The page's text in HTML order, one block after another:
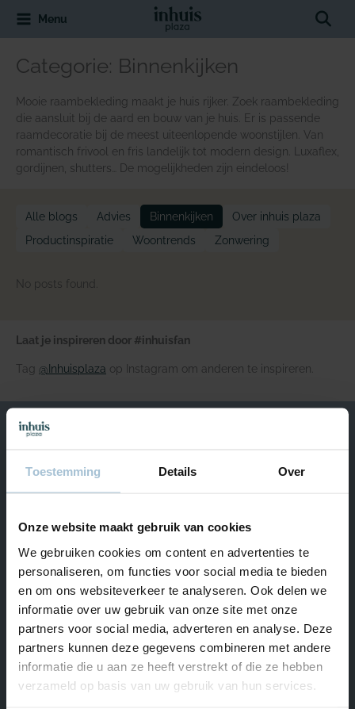
Toestemming Details Over
Onze website maakt gebruik van cookies
We gebruiken cookies om content en advertenties te
personaliseren, om functies voor social media te bieden
en om ons websiteverkeer te analyseren. Ook delen we
informatie over uw gebruik van onze site met onze
partners voor social media, adverteren en analyse. Deze
partners kunnen deze gegevens combineren met andere
informatie die u aan ze heeft verstrekt of die ze hebben
verzameld op basis van uw gebruik van hun services.
naar
inhoud
Menu
Categorie: Binnenkijken
Mooie raambekleding maakt je huis rijker. Zoek raambekleding
die aansluit bij de aard en bouw van je huis. Er is passende
raamdecoratie bij de meest uiteenlopende woonstijlen. Van
romantisch frivool en fris landelijk tot modern design. Luxaflex,
gordijnen, shutters… De mogelijkheden zijn eindeloos!
Alle blogs Advies Binnenkijken
Over inhuis plaza
Productinspiratie
Woontrends Zonwering
No posts found.
Laat je inspireren door #inhuisfan
Tag @Inhuisplaza op Instagram om anderen te inspireren.
We helpen je graag
+31 (0) 180 – 555 900
Naar Hulp & Contact
Ons assortiment
Inspiratie